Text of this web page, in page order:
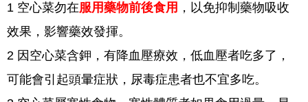
1 空心菜勿在服用藥物前後食用 ，以免抑制藥物吸收
效果，影響藥效發揮。
2 因空心菜含鉀，有降血壓療效，低血壓者吃多了，
可能會引起頭暈症狀，尿毒症患者也不宜多吃。